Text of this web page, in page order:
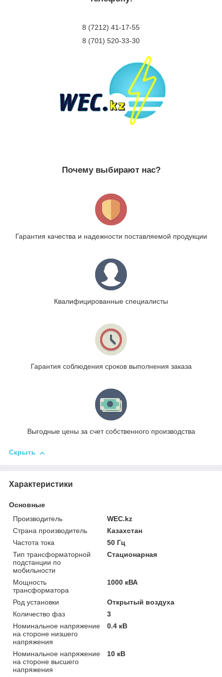
8 (7212) 41-17-55
8 (701) 520-33-30
Почему выбирают нас?
Гарантия качества и надежности поставляемой продукции
Квалифицированные специалисты
Гарантия соблюдения сроков выполнения заказа
Выгодные цены за счет собственного производства
Скрыть
Характеристики
Основные
Производитель
WEC.kz
Страна производитель
Казахстан
Частота тока
50 Гц
Тип трансформаторной
подстанции по
мобильности
Стационарная
Мощность
трансформатора
1000 кВА
Род установки
Открытый воздуха
Количество фаз
3
Номинальное напряжение
на стороне низшего
напряжения
0.4 кВ
Номинальное напряжение
на стороне высшего
напряжения
10 кВ